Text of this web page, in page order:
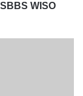
WISO